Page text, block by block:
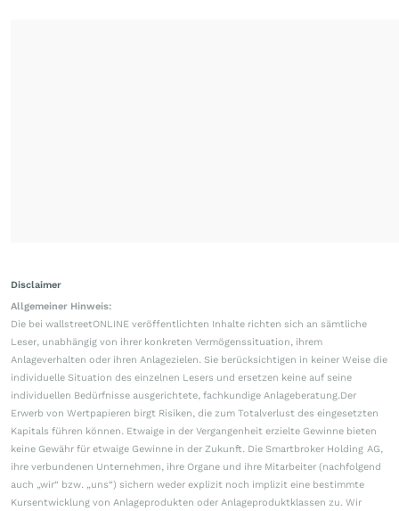
Disclaimer
Allgemeiner Hinweis:
Die bei wallstreetONLINE veröffentlichten Inhalte richten sich an sämtliche
Leser, unabhängig von ihrer konkreten Vermögenssituation, ihrem
Anlageverhalten oder ihren Anlagezielen. Sie berücksichtigen in keiner Weise die
individuelle Situation des einzelnen Lesers und ersetzen keine auf seine
individuellen Bedürfnisse ausgerichtete, fachkundige Anlageberatung.Der
Erwerb von Wertpapieren birgt Risiken, die zum Totalverlust des eingesetzten
Kapitals führen können. Etwaige in der Vergangenheit erzielte Gewinne bieten
keine Gewähr für etwaige Gewinne in der Zukunft. Die Smartbroker Holding AG,
ihre verbundenen Unternehmen, ihre Organe und ihre Mitarbeiter (nachfolgend
auch „wir“ bzw. „uns“) sichern weder explizit noch implizit eine bestimmte
Kursentwicklung von Anlageprodukten oder Anlageproduktklassen zu. Wir